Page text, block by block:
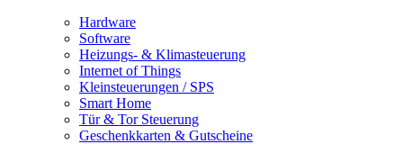
Hardware
Software
Heizungs- & Klimasteuerung
Internet of Things
Kleinsteuerungen / SPS
Smart Home
Tür & Tor Steuerung
Geschenkkarten & Gutscheine